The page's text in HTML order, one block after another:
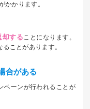
かかります。
却することになります。
ことがあります。
合がある
ペーンが行われることが